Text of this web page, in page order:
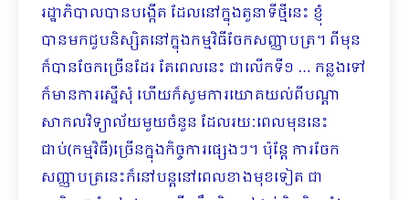
រដ្ឋាភិបាលបានបង្កើត ដែលនៅក្នុងតួនាទីថ្មីនេះ ខ្ញុំ
បានមកជួបនិស្សិតនៅក្នុងកម្មវិធីចែកសញ្ញាបត្រ។ ពីមុន
ក៏បានចែកច្រើនដែរ តែពេលនេះ ជាលើកទី១ … កន្លងទៅ
ក៏មានការស្នើសុំ ហើយក៏សូមការយោគយល់ពីបណ្ដា
សាកលវិទ្យាល័យមួយចំនួន ដែលរយៈពេលមុននេះ
ជាប់(កម្មវិធី)ច្រើនក្នុងកិច្ចការផ្សេងៗ។ ប៉ុន្តែ ការចែក
សញ្ញាបត្រនេះក៏នៅបន្តនៅពេលខាងមុខទៀត ជា